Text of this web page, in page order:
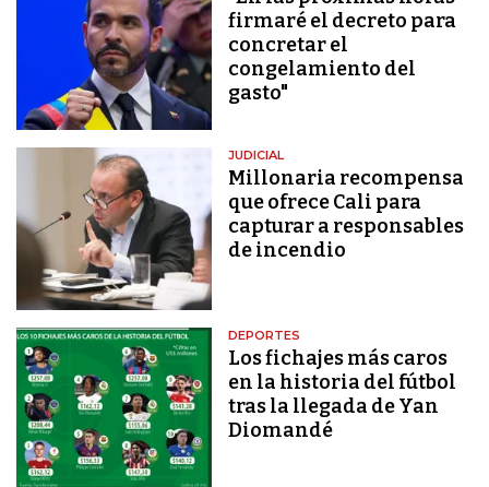
firmaré el decreto para
concretar el
congelamiento del
gasto"
JUDICIAL
Millonaria recompensa
que ofrece Cali para
capturar a responsables
de incendio
DEPORTES
Los fichajes más caros
en la historia del fútbol
tras la llegada de Yan
Diomandé